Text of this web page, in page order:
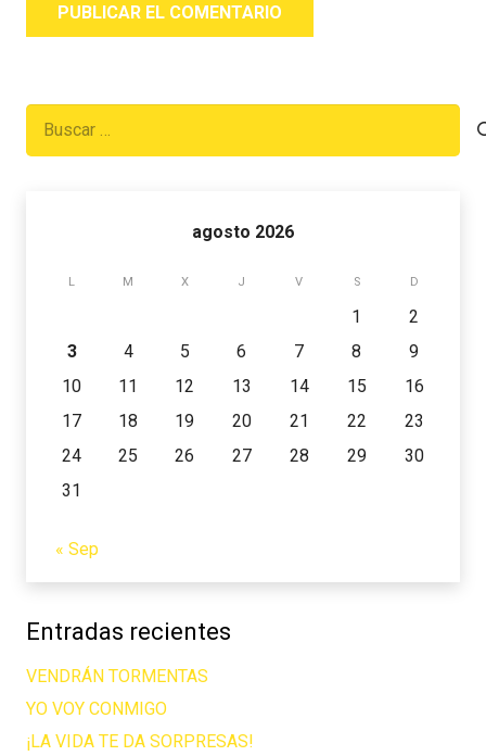
PUBLICAR EL COMENTARIO
Buscar:
agosto 2026
L M X J V S D
1
2
3
4 5 6 7 8
9
10
11 12 13 14 15
16
17
18 19 20 21 22
23
24
25 26 27 28 29
30
31
« Sep
Entradas recientes
VENDRÁN TORMENTAS
YO VOY CONMIGO
¡LA VIDA TE DA SORPRESAS!